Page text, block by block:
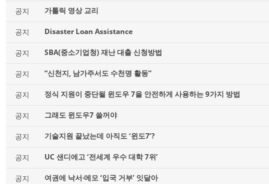
공지 가톨릭 영상 교리
공지 Disaster Loan Assistance
공지 SBA(중소기업청) 재난 대출 신청방법
공지 “신천지, 남가주서도 수천명 활동”
공지 정식 지원이 중단될 윈도우 7을 안전하게 사용하는 9가지 방법
공지 그래도 윈도우7 쓸꺼야
공지 기술지원 끝났는데 아직도 ‘윈도7’?
공지 UC 샌디에고 ‘전세계 우수 대학 7위’
공지 여권에 낙서·메모 ‘입국 거부’ 잇달아